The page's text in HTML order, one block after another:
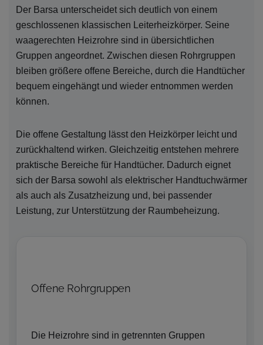
Der Barsa unterscheidet sich deutlich von einem
geschlossenen klassischen Leiterheizkörper. Seine
waagerechten Heizrohre sind in übersichtlichen
Gruppen angeordnet. Zwischen diesen Rohrgruppen
bleiben größere offene Bereiche, durch die Handtücher
bequem eingehängt und wieder entnommen werden
können.
Die offene Gestaltung lässt den Heizkörper leicht und
zurückhaltend wirken. Gleichzeitig entstehen mehrere
praktische Bereiche für Handtücher. Dadurch eignet
sich der Barsa sowohl als elektrischer Handtuchwärmer
als auch als Zusatzheizung und, bei passender
Leistung, zur Unterstützung der Raumbeheizung.
Offene Rohrgruppen
Die Heizrohre sind in getrennten Gruppen